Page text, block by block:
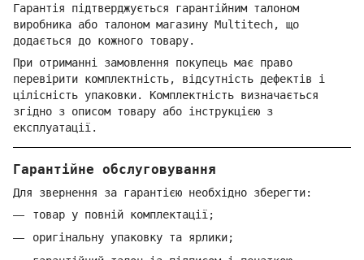
Гарантія підтверджується гарантійним талоном
виробника або талоном магазину Multitech, що
додається до кожного товару.
При отриманні замовлення покупець має право
перевірити комплектність, відсутність дефектів і
цілісність упаковки. Комплектність визначається
згідно з описом товару або інструкцією з
експлуатації.
Гарантійне обслуговування
Для звернення за гарантією необхідно зберегти:
товар у повній комплектації;
оригінальну упаковку та ярлики;